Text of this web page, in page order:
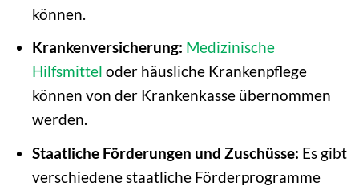
können.
Krankenversicherung: Medizinische
Hilfsmittel oder häusliche Krankenpflege
können von der Krankenkasse übernommen
werden.
Staatliche Förderungen und Zuschüsse: Es gibt
verschiedene staatliche Förderprogramme